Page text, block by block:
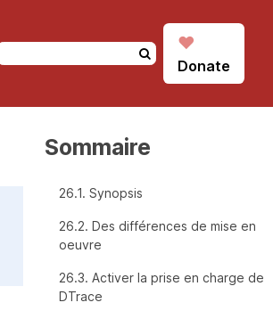
♥
Donate
Sommaire
26.1. Synopsis
26.2. Des différences de mise en
oeuvre
26.3. Activer la prise en charge de
DTrace